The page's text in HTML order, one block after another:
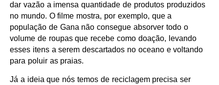
dar vazão a imensa quantidade de produtos produzidos
no mundo. O filme mostra, por exemplo, que a
população de Gana não consegue absorver todo o
volume de roupas que recebe como doação, levando
esses itens a serem descartados no oceano e voltando
para poluir as praias.
Já a ideia que nós temos de reciclagem precisa ser